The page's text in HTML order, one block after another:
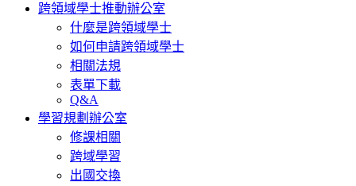
跨領域學士推動辦公室
什麼是跨領域學士
如何申請跨領域學士
相關法規
表單下載
Q&A
學習規劃辦公室
修課相關
跨域學習
出國交換